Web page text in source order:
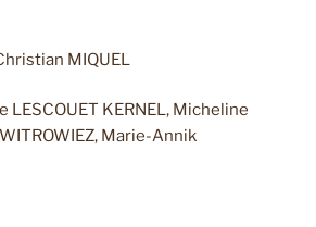
MIQUEL
LESCOUET KERNEL, Micheline
Marie-Annik